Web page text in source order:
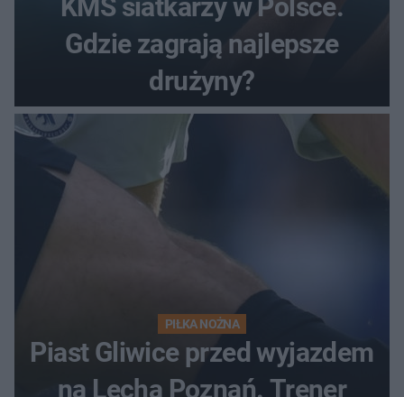
KMŚ siatkarzy w Polsce.
Gdzie zagrają najlepsze
drużyny?
PIŁKA NOŻNA
Piast Gliwice przed wyjazdem
na Lecha Poznań. Trener